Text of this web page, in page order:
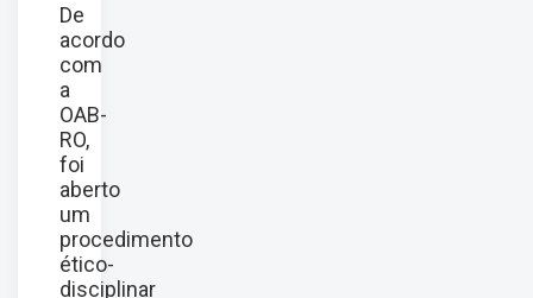
De
acordo
com
a
OAB-
RO,
foi
aberto
um
procedimento
ético-
disciplinar